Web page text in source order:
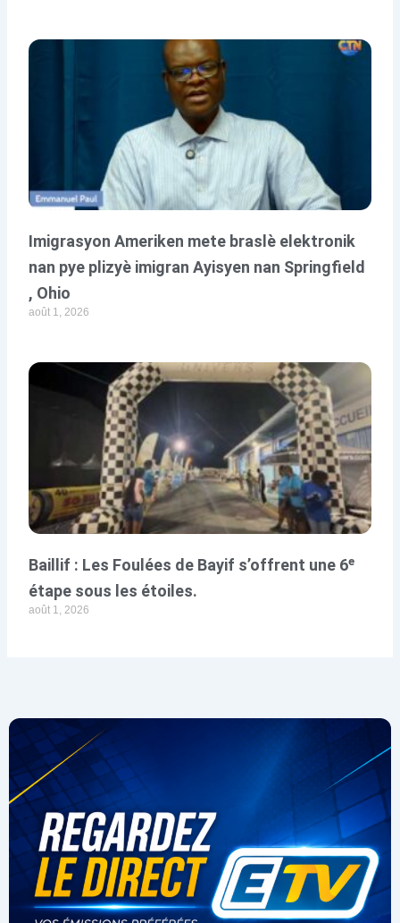
Imigrasyon Ameriken mete braslè elektronik
nan pye plizyè imigran Ayisyen nan Springfield
, Ohio
août 1, 2026
Baillif : Les Foulées de Bayif s’offrent une 6ᵉ
étape sous les étoiles.
août 1, 2026